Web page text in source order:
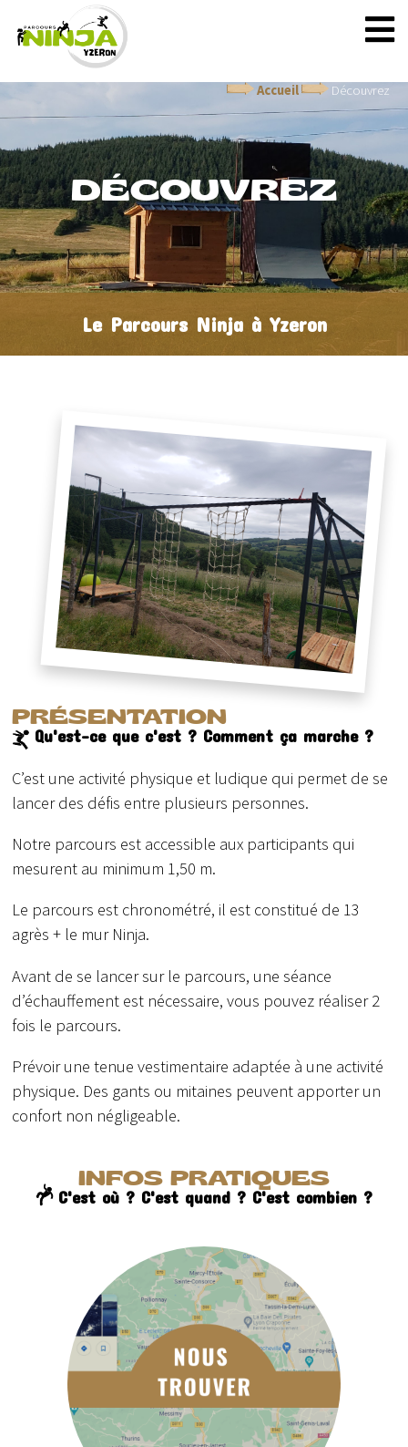
Accueil Découvrez
DÉCOUVREZ
Le Parcours Ninja à Yzeron
PRÉSENTATION
Qu'est-ce que c'est ? Comment ça marche ?
C’est une activité physique et ludique qui permet de se
lancer des défis entre plusieurs personnes.
Notre parcours est accessible aux participants qui
mesurent au minimum 1,50 m.
Le parcours est chronométré, il est constitué de 13
agrès + le mur Ninja.
Avant de se lancer sur le parcours, une séance
d’échauffement est nécessaire, vous pouvez réaliser 2
fois le parcours.
Prévoir une tenue vestimentaire adaptée à une activité
physique. Des gants ou mitaines peuvent apporter un
confort non négligeable.
INFOS PRATIQUES
C'est où ? C'est quand ? C'est combien ?